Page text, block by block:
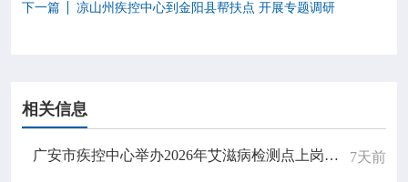
下一篇
凉山州疾控中心到金阳县帮扶点 开展专题调研
相关信息
广安市疾控中心举办2026年艾滋病检测点上岗资格培训班 7天前